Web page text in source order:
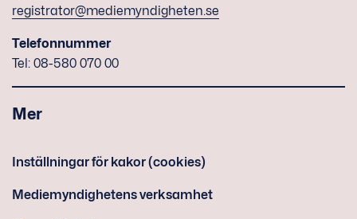
registrator@mediemyndigheten.se
Telefonnummer
Tel: 08-580 070 00
Mer
Inställningar för kakor (cookies)
Mediemyndighetens verksamhet